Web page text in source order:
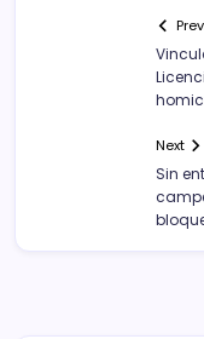
Next
Sin